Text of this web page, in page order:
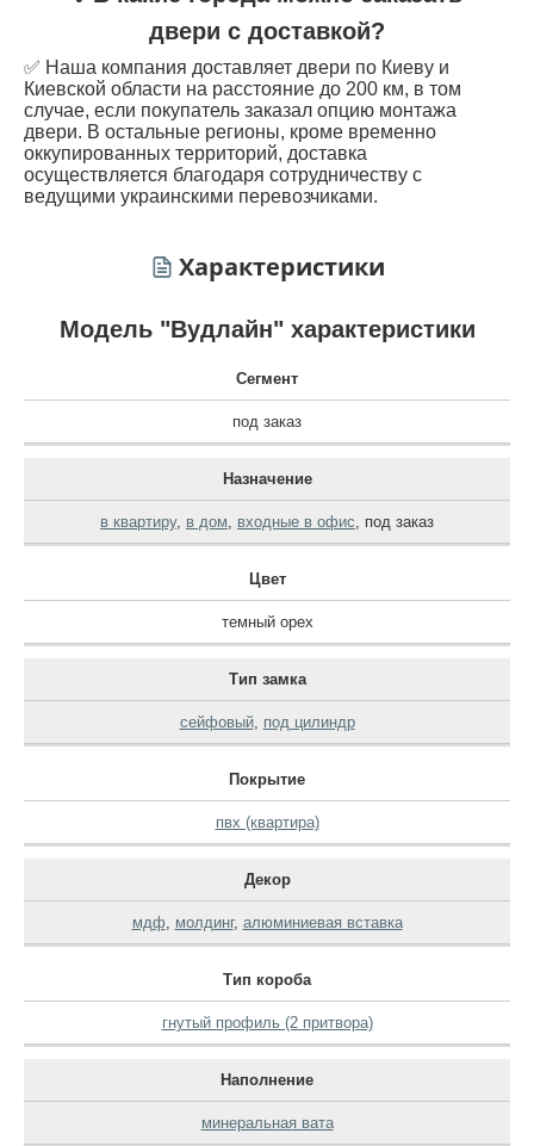
двери с доставкой?
✅ Наша компания доставляет двери по Киеву и
Киевской области на расстояние до 200 км, в том
случае, если покупатель заказал опцию монтажа
двери. В остальные регионы, кроме временно
оккупированных территорий, доставка
осуществляется благодаря сотрудничеству с
ведущими украинскими перевозчиками.
Характеристики
Модель "Вудлайн" характеристики
Сегмент
под заказ
Назначение
в квартиру, в дом, входные в офис, под заказ
Цвет
темный орех
Тип замка
сейфовый, под цилиндр
Покрытие
пвх (квартира)
Декор
мдф, молдинг, алюминиевая вставка
Тип короба
гнутый профиль (2 притвора)
Наполнение
минеральная вата